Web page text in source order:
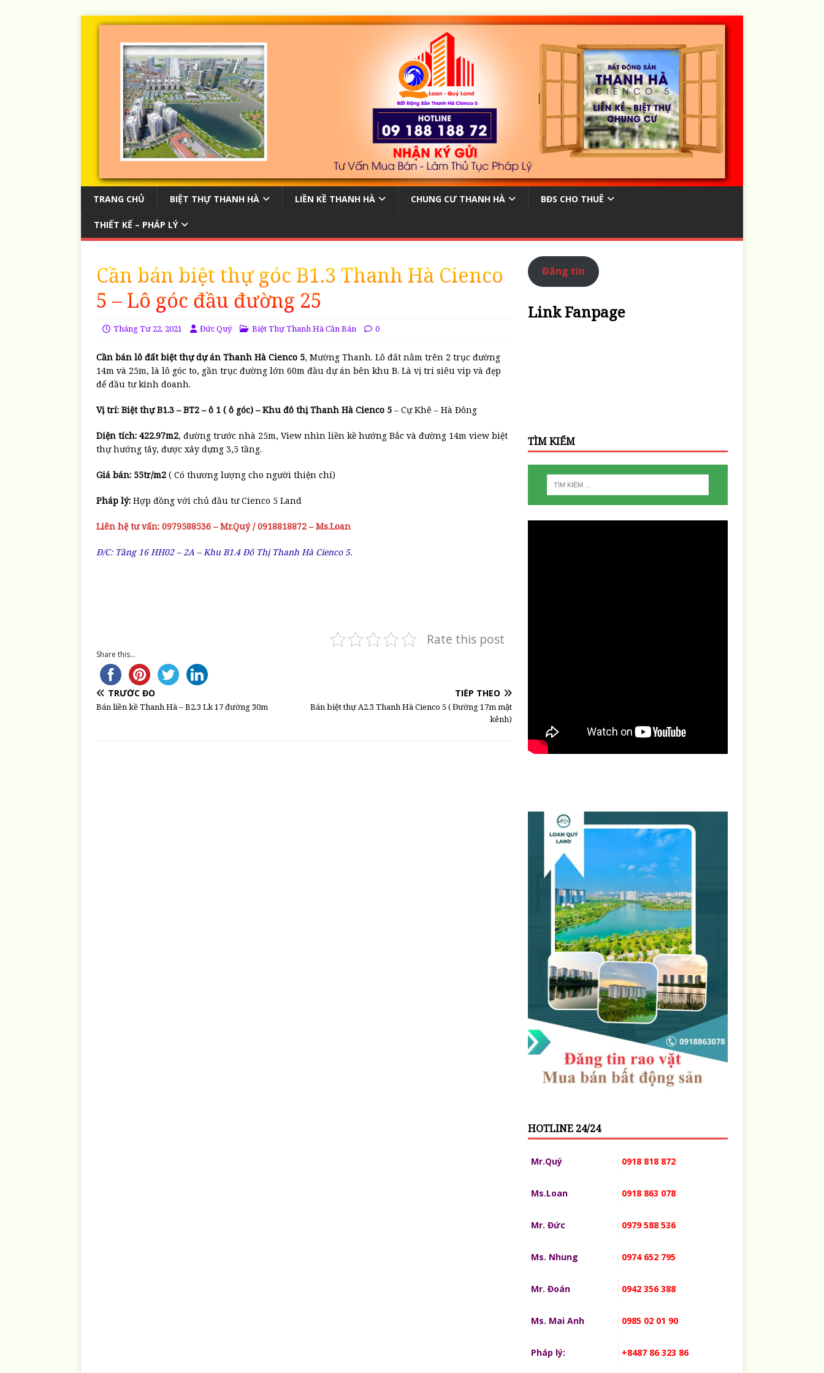
TRANG CHỦ BIỆT THỰ THANH HÀ LIỀN KỀ THANH HÀ CHUNG CƯ THANH HÀ BĐS CHO THUÊ
THIẾT KẾ – PHÁP LÝ
Cần bán biệt thự góc B1.3 Thanh Hà Cienco
5 – Lô góc đầu đường 25
Tháng Tư 22, 2021 Đức Quý Biệt Thự Thanh Hà Cần Bán 0
Cần bán lô đất biệt thự dự án Thanh Hà Cienco 5, Mường Thanh. Lô đất nằm trên 2 trục đường
14m và 25m, là lô góc to, gần trục đường lớn 60m đầu dự án bên khu B. Là vị trí siêu vip và đẹp
để đầu tư kinh doanh.
Vị trí: Biệt thự B1.3 – BT2 – ô 1 ( ô góc) – Khu đô thị Thanh Hà Cienco 5 – Cự Khê – Hà Đông
Diện tích: 422.97m2, đường trước nhà 25m, View nhìn liền kề hướng Bắc và đường 14m view biệt
thự hướng tây, được xây dựng 3,5 tầng.
Giá bán: 55tr/m2 ( Có thương lượng cho người thiện chí)
Pháp lý: Hợp đồng với chủ đầu tư Cienco 5 Land
Liên hệ tư vấn: 0979588536 – Mr.Quý / 0918818872 – Ms.Loan
Đ/C: Tầng 16 HH02 – 2A – Khu B1.4 Đô Thị Thanh Hà Cienco 5.
Rate this post
Share this...
TRƯỚC ĐÓ
Bán liền kề Thanh Hà – B2.3 Lk 17 đường 30m
TIẾP THEO
Bán biệt thự A2.3 Thanh Hà Cienco 5 ( Đường 17m mặt
kênh)
Đăng tin
Link Fanpage
TÌM KIẾM
HOTLINE 24/24
Mr.Quý 0918 818 872
Ms.Loan 0918 863 078
Mr. Đức 0979 588 536
Ms. Nhung 0974 652 795
Mr. Đoán 0942 356 388
Ms. Mai Anh 0985 02 01 90
Pháp lý: +8487 86 323 86